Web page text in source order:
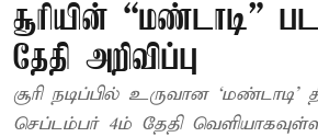
சூரியின் “மண்டாடி”
தேதி அறிவிப்பு
சூரி நடிப்பில் உருவான ‘மண்டாடி’
செப்டம்பர் 4ம் தேதி